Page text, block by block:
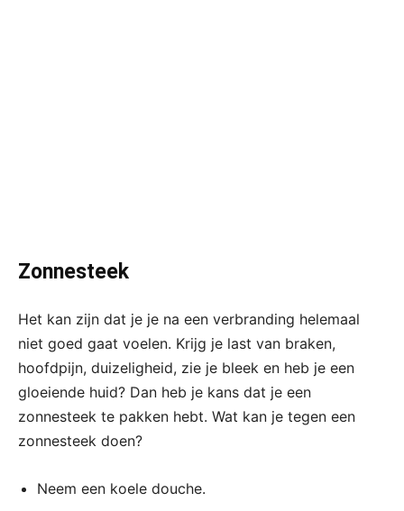
Zonnesteek
Het kan zijn dat je je na een verbranding helemaal
niet goed gaat voelen. Krijg je last van braken,
hoofdpijn, duizeligheid, zie je bleek en heb je een
gloeiende huid? Dan heb je kans dat je een
zonnesteek te pakken hebt. Wat kan je tegen een
zonnesteek doen?
Neem een koele douche.